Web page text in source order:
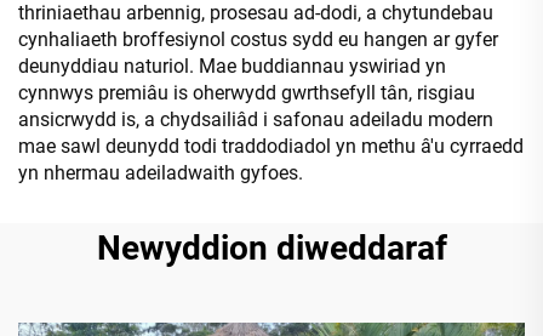
thriniaethau arbennig, prosesau ad-dodi, a chytundebau
cynhaliaeth broffesiynol costus sydd eu hangen ar gyfer
deunyddiau naturiol. Mae buddiannau yswiriad yn
cynnwys premiâu is oherwydd gwrthsefyll tân, risgiau
ansicrwydd is, a chydsailiâd i safonau adeiladu modern
mae sawl deunydd todi traddodiadol yn methu â'u cyrraedd
yn nhermau adeiladwaith gyfoes.
Newyddion diweddaraf